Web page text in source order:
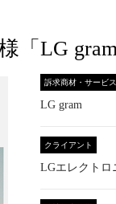
LG gram
訴求商材・サービス
LG gram
クライアント
LGエレクトロ